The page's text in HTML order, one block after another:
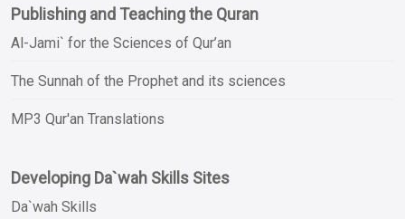
Publishing and Teaching the Quran
Al-Jami` for the Sciences of Qur’an
The Sunnah of the Prophet and its sciences
MP3 Qur'an Translations
Developing Da`wah Skills Sites
Da`wah Skills